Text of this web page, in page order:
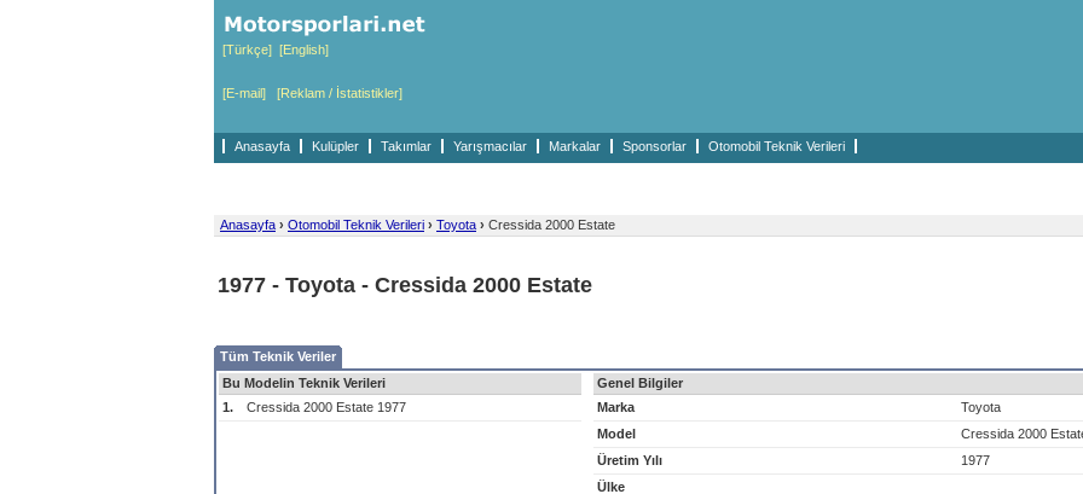
[Türkçe] [English]
[E-mail] [Reklam / İstatistikler]
Anasayfa Kulüpler Takımlar Yarışmacılar Markalar Sponsorlar Otomobil Teknik Verileri
Anasayfa › Otomobil Teknik Verileri › Toyota › Cressida 2000 Estate
1977 - Toyota - Cressida 2000 Estate
Tüm Teknik Veriler
Bu Modelin Teknik Verileri
1.
Cressida 2000 Estate 1977
Genel Bilgiler
Marka
Toyota
Model
Cressida 2000
Üretim Yılı
1977
Ülke